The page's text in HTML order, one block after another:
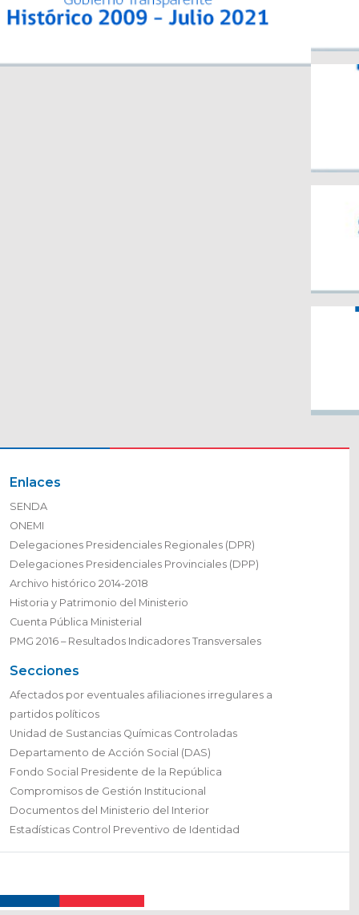
Enlaces
SENDA
ONEMI
Delegaciones Presidenciales Regionales (DPR)
Delegaciones Presidenciales Provinciales (DPP)
Archivo histórico 2014-2018
Historia y Patrimonio del Ministerio
Cuenta Pública Ministerial
PMG 2016 – Resultados Indicadores Transversales
Secciones
Afectados por eventuales afiliaciones irregulares a
partidos políticos
Unidad de Sustancias Químicas Controladas
Departamento de Acción Social (DAS)
Fondo Social Presidente de la República
Compromisos de Gestión Institucional
Documentos del Ministerio del Interior
Estadísticas Control Preventivo de Identidad